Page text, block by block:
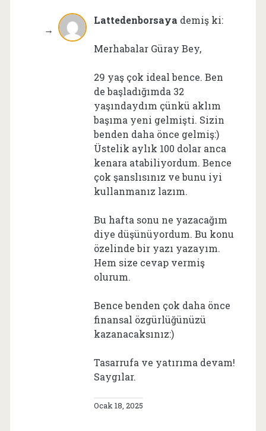
Lattedenborsaya demiş ki:
Merhabalar Güray Bey,
29 yaş çok ideal bence. Ben
de başladığımda 32
yaşındaydım çünkü aklım
başıma yeni gelmişti. Sizin
benden daha önce gelmiş:)
Üstelik aylık 100 dolar anca
kenara atabiliyordum. Bence
çok şanslısınız ve bunu iyi
kullanmanız lazım.
Bu hafta sonu ne yazacağım
diye düşünüyordum. Bu konu
özelinde bir yazı yazayım.
Hem size cevap vermiş
olurum.
Bence benden çok daha önce
finansal özgürlüğünüzü
kazanacaksınız:)
Tasarrufa ve yatırıma devam!
Saygılar.
Ocak 18, 2025